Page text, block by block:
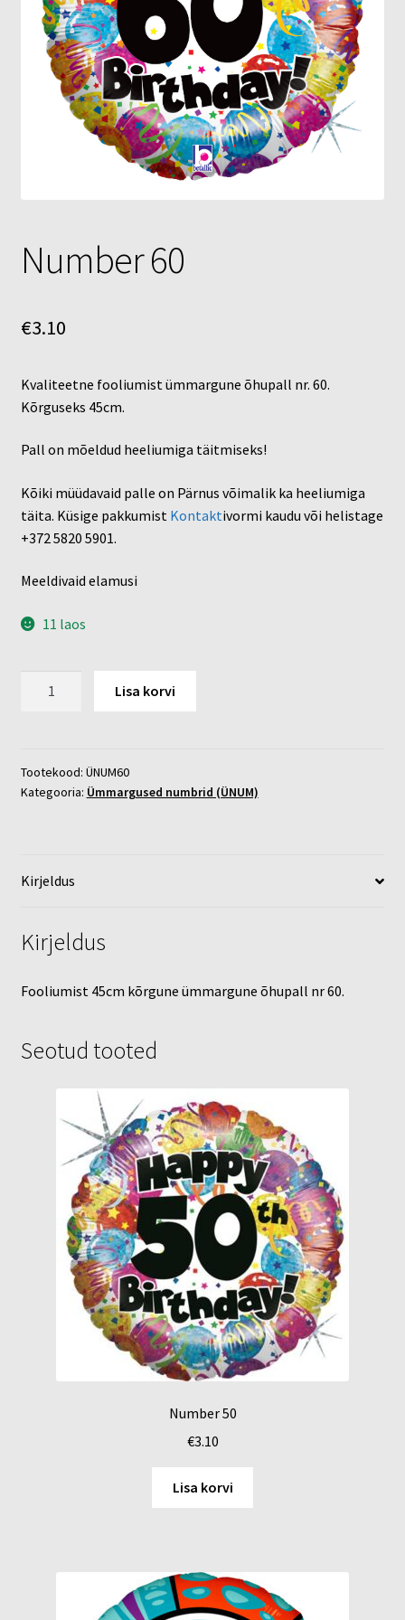
Õhupallid
Pallikuller
Täname
Number 60
€3.10
Kvaliteetne fooliumist ümmargune õhupall nr. 60.
Kõrguseks 45cm.
Pall on mõeldud heeliumiga täitmiseks!
Kõiki müüdavaid palle on Pärnus võimalik ka heeliumiga
täita. Küsige pakkumist Kontaktivormi kaudu või helistage
+372 5820 5901.
Meeldivaid elamusi
11 laos
Lisa korvi
Tootekood: ÜNUM60
Kategooria: Ümmargused numbrid (ÜNUM)
Kirjeldus
Kirjeldus
Fooliumist 45cm kõrgune ümmargune õhupall nr 60.
Seotud tooted
Number 50
€3.10
Lisa korvi